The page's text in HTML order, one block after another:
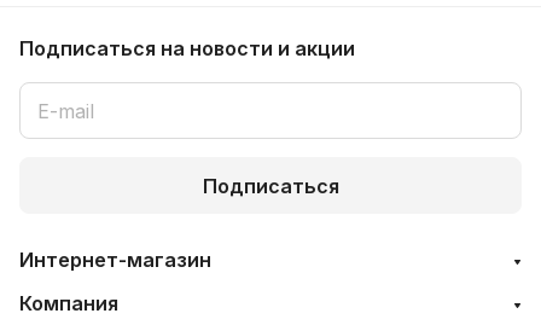
Подписаться на новости и акции
Подписаться
Интернет-магазин
Компания